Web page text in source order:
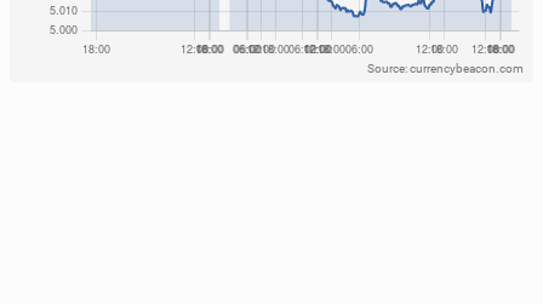
Source: currencybeacon.com